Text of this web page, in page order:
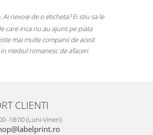
nevoie de o eticheta? Ei stiu sa le
care inca nu au ajuns pe piata
mai multe companii de acest
mediul romanesc de afaceri.
CLIENTI
-18:00 (Luni-Vineri)